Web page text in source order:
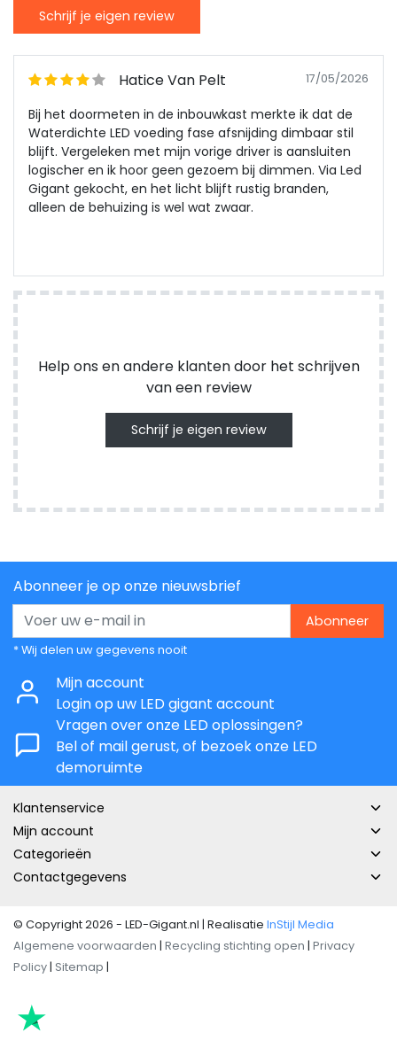
Schrijf je eigen review
Hatice Van Pelt 17/05/2026
Bij het doormeten in de inbouwkast merkte ik dat de
Waterdichte LED voeding fase afsnijding dimbaar stil
blijft. Vergeleken met mijn vorige driver is aansluiten
logischer en ik hoor geen gezoem bij dimmen. Via Led
Gigant gekocht, en het licht blijft rustig branden,
alleen de behuizing is wel wat zwaar.
Help ons en andere klanten door het schrijven
van een review
Schrijf je eigen review
Abonneer je op onze nieuwsbrief
Abonneer
* Wij delen uw gegevens nooit
Mijn account
Login op uw LED gigant account
Vragen over onze LED oplossingen?
Bel of mail gerust, of bezoek onze LED
demoruimte
Klantenservice
Mijn account
Categorieën
Contactgegevens
© Copyright 2026 - LED-Gigant.nl | Realisatie InStijl Media
Algemene voorwaarden | Recycling stichting open | Privacy
Policy | Sitemap |